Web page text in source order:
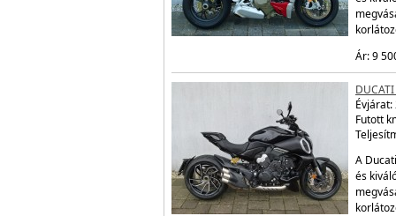
Ár: 9
Évjárat:
Futott
A
és